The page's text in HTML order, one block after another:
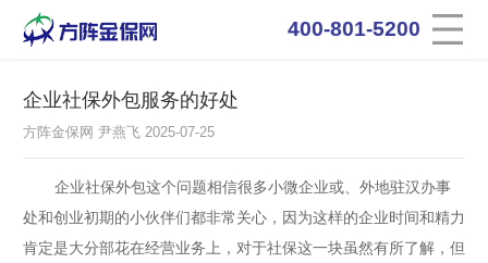
400-801-5200
企业社保外包服务的好处
方阵金保网 尹燕飞 2025-07-25
企业社保外包这个问题相信很多小微企业或、外地驻汉办事
处和创业初期的小伙伴们都非常关心，因为这样的企业时间和精力
肯定是大分部花在经营业务上，对于社保这一块虽然有所了解，但